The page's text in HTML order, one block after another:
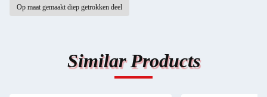
Op maat gemaakt diep getrokken deel
Similar Products